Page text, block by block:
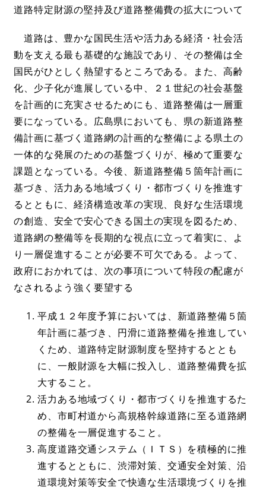
道路特定財源の堅持及び道路整備費の拡大について
道路は、豊かな国民生活や活力ある経済・社会活
動を支える最も基礎的な施設であり、その整備は全
国民がひとしく熱望するところである。また、高齢
化、少子化が進展している中、２１世紀の社会基盤
を計画的に充実させるためにも、道路整備は一層重
要になっている。広島県においても、県の新道路整
備計画に基づく道路網の計画的な整備による県土の
一体的な発展のための基盤づくりが、極めて重要な
課題となっている。今後、新道路整備５箇年計画に
基づき、活力ある地域づくり・都市づくりを推進す
るとともに、経済構造改革の実現、良好な生活環境
の創造、安全で安心できる国土の実現を図るため、
道路網の整備等を長期的な視点に立って着実に、よ
り一層促進することが必要不可欠である。よって、
政府におかれては、次の事項について特段の配慮が
なされるよう強く要望する
平成１２年度予算においては、新道路整備５箇
年計画に基づき、円滑に道路整備を推進してい
くため、道路特定財源制度を堅持するととも
に、一般財源を大幅に投入し、道路整備費を拡
大すること。
活力ある地域づくり・都市づくりを推進するた
め、市町村道から高規格幹線道路に至る道路網
の整備を一層促進すること。
高度道路交通システム（ＩＴＳ）を積極的に推
進するとともに、渋滞対策、交通安全対策、沿
道環境対策等安全で快適な生活環境づくりを推